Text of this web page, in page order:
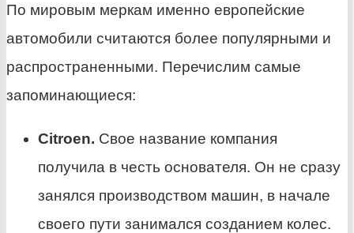
По мировым меркам именно европейские
автомобили считаются более популярными и
распространенными. Перечислим самые
запоминающиеся:
Citroen. Свое название компания
получила в честь основателя. Он не сразу
занялся производством машин, в начале
своего пути занимался созданием колес.